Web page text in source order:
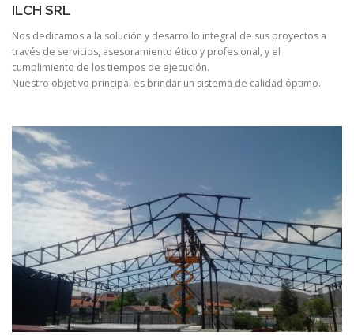
ILCH SRL
Nos dedicamos a la solución y desarrollo integral de sus proyectos a
través de servicios, asesoramiento ético y profesional, y el
cumplimiento de los tiempos de ejecución.
Nuestro objetivo principal es brindar un sistema de calidad óptimo.